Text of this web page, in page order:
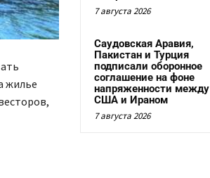
жилье
7 августа 2026
Саудовская Аравия,
Пакистан и Турция
подписали оборонное
соглашение на фоне
напряженности между
США и Ираном
7 августа 2026